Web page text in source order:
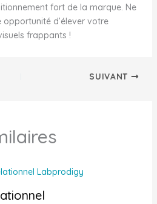
fort de la marque. Ne
d’élever votre
frappants !
SUIVANT